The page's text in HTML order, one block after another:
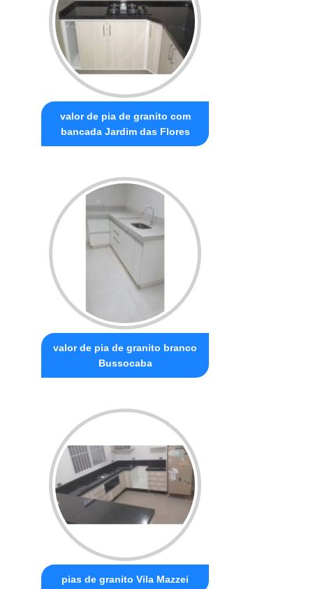
valor de pia de granito com
bancada Jardim das Flores
valor de pia de granito branco
Bussocaba
pias de granito Vila Mazzei